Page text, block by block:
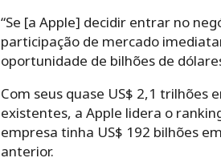
“Se [a Apple] decidir entrar no
participação de mercado
oportunidade de bilhões de
Com seus quase US$ 2,1 trilhões
existentes, a Apple lidera o
empresa tinha US$ 192 bilhões
anterior.